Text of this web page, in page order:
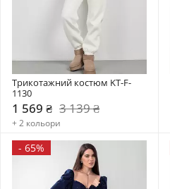
Трикотажний костюм KT-F-
1130
1 569 ₴ 3 139 ₴
+ 2 кольори
- 65%